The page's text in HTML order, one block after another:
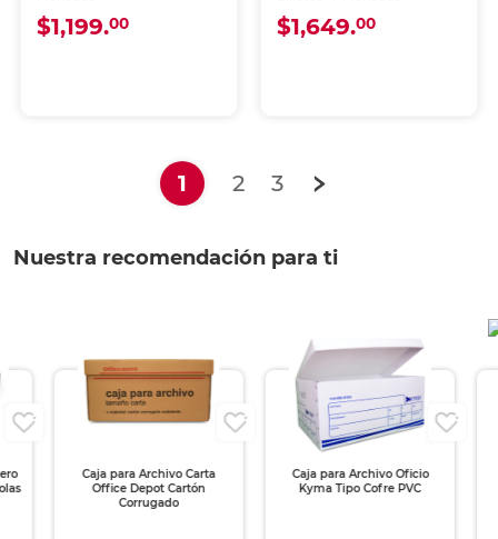
$1,199.00 $1,649.00
1 (current)
2 3
Nuestra recomendación para ti
Caja para Archivo Carta
Office Depot Cartón
Corrugado
Caja para Archivo Oficio
Kyma Tipo Cofre PVC